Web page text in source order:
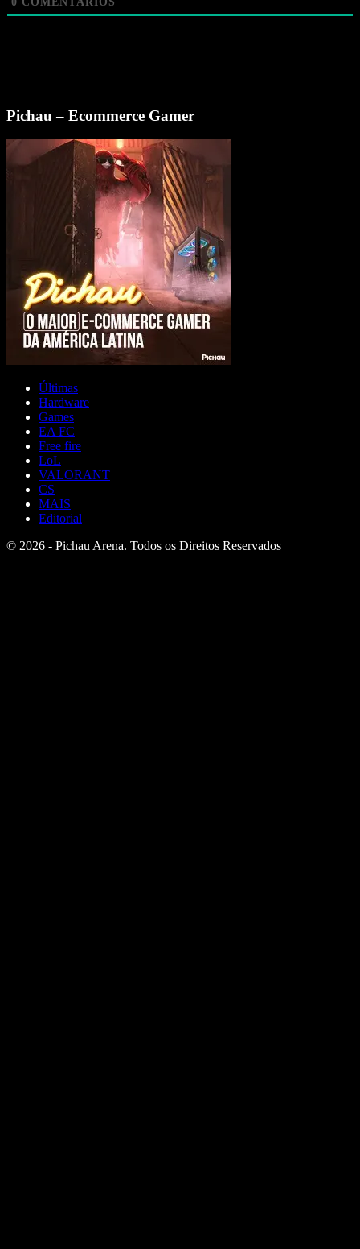
Pichau – Ecommerce Gamer
Últimas
Hardware
Games
EA FC
Free fire
LoL
VALORANT
CS
MAIS
Editorial
© 2026 - Pichau Arena. Todos os Direitos Reservados